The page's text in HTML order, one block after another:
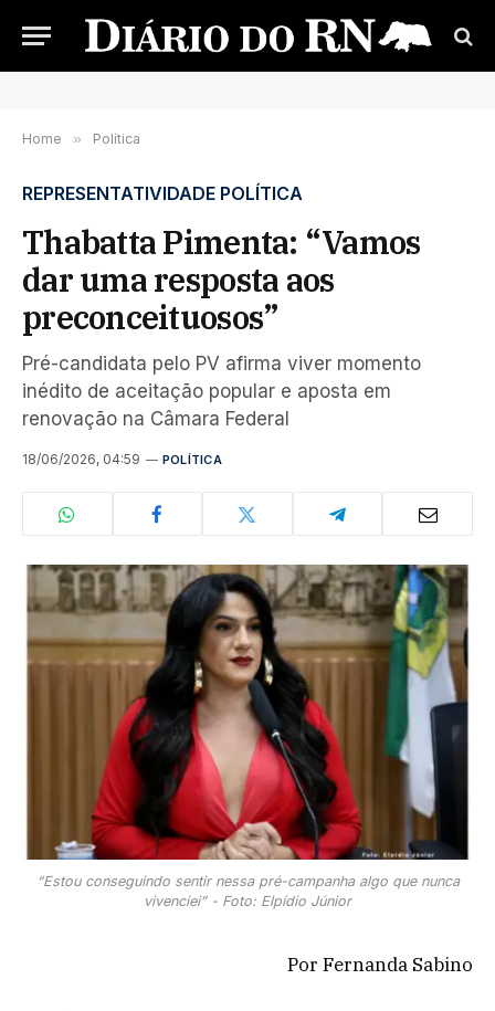
Home » Política
REPRESENTATIVIDADE POLÍTICA
Thabatta Pimenta: “Vamos
dar uma resposta aos
preconceituosos”
Pré-candidata pelo PV afirma viver momento
inédito de aceitação popular e aposta em
renovação na Câmara Federal
18/06/2026, 04:59 POLÍTICA
“Estou conseguindo sentir nessa pré-campanha algo que nunca
vivenciei” - Foto: Elpídio Júnior
Por Fernanda Sabino